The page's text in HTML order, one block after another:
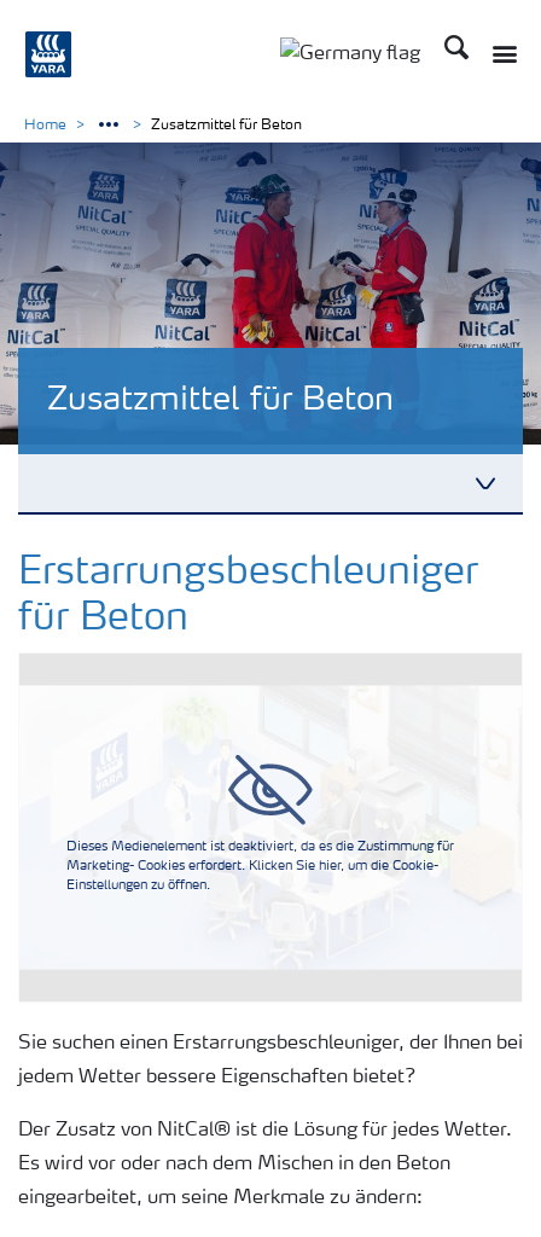
Suchen
Zusatzmittel für Beton
Erstarrungsbeschleuniger für Beton
Korrosionsschutzmittel für Stahlbeton
Benutzerfreundlich und Lieferzuverlässigkeit
Frostschutzmittel für Beton
Home Zusatzmittel für Beton
Erstarrungsbeschleuniger
für Beton
Dieses Medienelement ist deaktiviert, da es die Zustimmung für
Marketing- Cookies erfordert. Klicken Sie hier, um die Cookie-
Einstellungen zu öffnen.
Sie suchen einen Erstarrungsbeschleuniger, der Ihnen bei
jedem Wetter bessere Eigenschaften bietet?
Der Zusatz von NitCal® ist die Lösung für jedes Wetter.
Es wird vor oder nach dem Mischen in den Beton
eingearbeitet, um seine Merkmale zu ändern: